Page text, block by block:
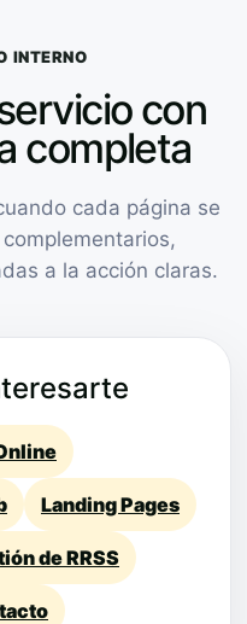
INTERNO
con
completa
cada página se
a la acción claras.
Landing Pages
de RRSS